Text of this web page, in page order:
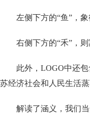
左侧下方的“鱼”，
右侧下方的“禾”，
此外，LOGO中还
苏经济社会和人民生活蒸
解读了涵义，我们当